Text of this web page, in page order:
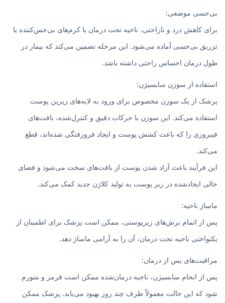
بی‌حسی موضعی:
برای کاهش درد و ناراحتی، ناحیه تحت درمان با کرم‌های بی‌حس‌کننده یا
تزریق بی‌حسی آماده می‌شود. این مرحله تضمین می‌کند که بیمار در
طول درمان احساس راحتی داشته باشد.
استفاده از سوزن سابسیژن:
پزشک از یک سوزن مخصوص برای ورود به لایه‌های زیرین پوست
استفاده می‌کند. این سوزن با حرکات دقیق و کنترل‌شده، بافت‌های
فیبروزی را که باعث کشش پوست و ایجاد فرورفتگی شده‌اند، قطع
می‌کند.
این فرآیند باعث آزاد شدن پوست از بافت‌های سخت می‌شود و فضای
خالی ایجادشده در زیر پوست به تولید کلاژن جدید کمک می‌کند.
ماساژ ناحیه:
پس از اتمام برش‌های زیرپوستی، ممکن است پزشک برای اطمینان از
یکنواختی ناحیه تحت درمان، آن را به آرامی ماساژ دهد.
مراقبت‌های پس از درمان:
پس از انجام سابسیژن، ناحیه درمان‌شده ممکن است قرمز و متورم
شود که این حالت معمولاً ظرف چند روز بهبود می‌یابد. پزشک ممکن